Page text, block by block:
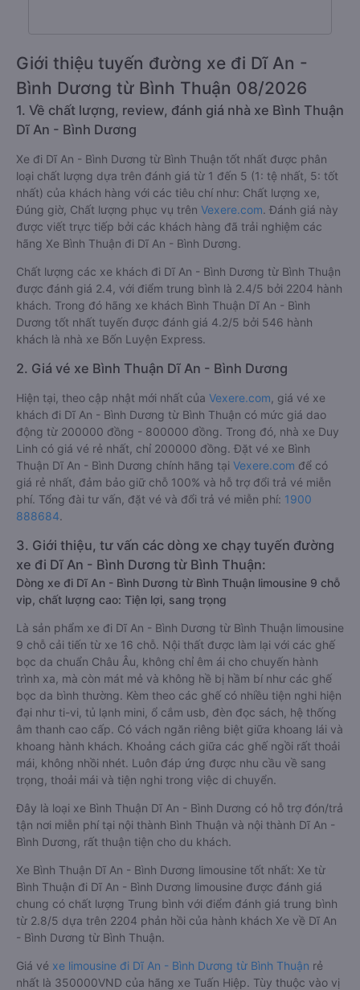
Giới thiệu tuyến đường xe đi Dĩ An -
Bình Dương từ Bình Thuận 08/2026
1. Về chất lượng, review, đánh giá nhà xe Bình Thuận
Dĩ An - Bình Dương
Xe đi Dĩ An - Bình Dương từ Bình Thuận tốt nhất được phân
loại chất lượng dựa trên đánh giá từ 1 đến 5 (1: tệ nhất, 5: tốt
nhất) của khách hàng với các tiêu chí như: Chất lượng xe,
Đúng giờ, Chất lượng phục vụ trên Vexere.com. Đánh giá này
được viết trực tiếp bởi các khách hàng đã trải nghiệm các
hãng Xe Bình Thuận đi Dĩ An - Bình Dương.
Chất lượng các xe khách đi Dĩ An - Bình Dương từ Bình Thuận
được đánh giá 2.4, với điểm trung bình là 2.4/5 bởi 2204 hành
khách. Trong đó hãng xe khách Bình Thuận Dĩ An - Bình
Dương tốt nhất tuyến được đánh giá 4.2/5 bởi 546 hành
khách là nhà xe Bốn Luyện Express.
2. Giá vé xe Bình Thuận Dĩ An - Bình Dương
Hiện tại, theo cập nhật mới nhất của Vexere.com , giá vé xe
khách đi Dĩ An - Bình Dương từ Bình Thuận có mức giá dao
động từ 200000 đồng - 800000 đồng. Trong đó, nhà xe Duy
Linh có giá vé rẻ nhất, chỉ 200000 đồng. Đặt vé xe Bình
Thuận Dĩ An - Bình Dương chính hãng tại Vexere.com để có
giá rẻ nhất, đảm bảo giữ chỗ 100% và hỗ trợ đổi trả vé miễn
phí. Tổng đài tư vấn, đặt vé và đổi trả vé miễn phí: 1900
888684.
3. Giới thiệu, tư vấn các dòng xe chạy tuyến đường
xe đi Dĩ An - Bình Dương từ Bình Thuận:
Dòng xe đi Dĩ An - Bình Dương từ Bình Thuận limousine 9 chỗ
vip, chất lượng cao: Tiện lợi, sang trọng
Là sản phẩm xe đi Dĩ An - Bình Dương từ Bình Thuận limousine
9 chỗ cải tiến từ xe 16 chỗ. Nội thất được làm lại với các ghế
bọc da chuẩn Châu Âu, không chỉ êm ái cho chuyến hành
trình xa, mà còn mát mẻ và không hề bị hầm bí như các ghế
bọc da bình thường. Kèm theo các ghế có nhiều tiện nghi hiện
đại như ti-vi, tủ lạnh mini, ổ cắm usb, đèn đọc sách, hệ thống
âm thanh cao cấp. Có vách ngăn riêng biệt giữa khoang lái và
khoang hành khách. Khoảng cách giữa các ghế ngồi rất thoải
mái, không nhồi nhét. Luôn đáp ứng được nhu cầu về sang
trọng, thoải mái và tiện nghi trong việc di chuyển.
Đây là loại xe Bình Thuận Dĩ An - Bình Dương có hỗ trợ đón/trả
tận nơi miễn phí tại nội thành Bình Thuận và nội thành Dĩ An -
Bình Dương, rất thuận tiện cho du khách.
Xe Bình Thuận Dĩ An - Bình Dương limousine tốt nhất: Xe từ
Bình Thuận đi Dĩ An - Bình Dương limousine được đánh giá
chung có chất lượng Trung bình với điểm đánh giá trung bình
từ 2.8/5 dựa trên 2204 phản hồi của hành khách Xe về Dĩ An
- Bình Dương từ Bình Thuận.
Giá vé xe limousine đi Dĩ An - Bình Dương từ Bình Thuận rẻ
nhất là 350000VND của hãng xe Tuấn Hiệp. Tùy thuộc vào vị